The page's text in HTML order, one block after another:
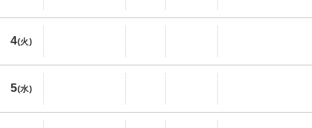
4(火)
5(水)